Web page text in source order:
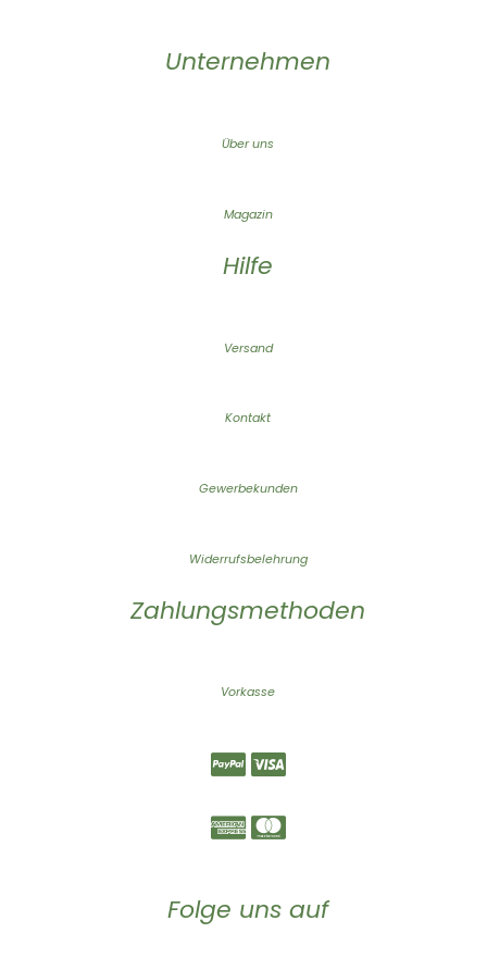
Unternehmen
Über uns
Magazin
Hilfe
Versand
Kontakt
Gewerbekunden
Widerrufsbelehrung
Zahlungsmethoden
Vorkasse
Folge uns auf